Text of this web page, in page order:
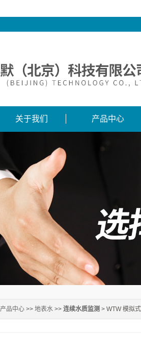
关于我们 产品中心
产品中心 >> 地表水 >> 连续水质监测 > WTW 模拟